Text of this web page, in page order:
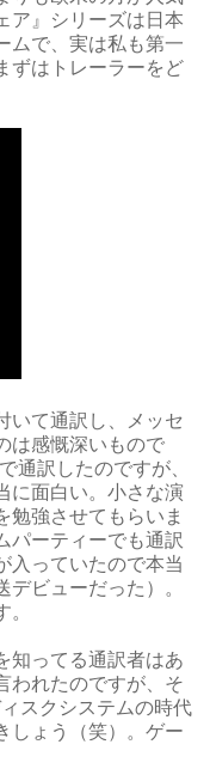
ア』シリーズは日本
ムで、実は私も第一
ずはトレーラーをど
いて通訳し、メッセ
は感慨深いもので
通訳したのですが、
に面白い。小さな演
勉強させてもらいま
パーティーでも通訳
入っていたので本当
ビューだった）。
知ってる通訳者はあ
われたのですが、そ
スクシステムの時代
しょう（笑）。ゲー